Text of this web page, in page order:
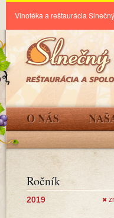
Vinotéka a reštaurácia
O NÁS
Ročník
2019 ✖